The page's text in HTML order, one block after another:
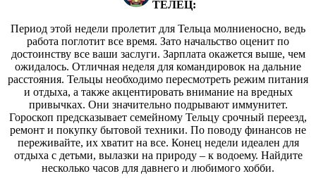
ТЕЛЕЦ:
Период этой недели пролетит для Тельца молниеносно, ведь
работа поглотит все время. Зато начальство оценит по
достоинству все ваши заслуги. Зарплата окажется выше, чем
ожидалось. Отличная неделя для командировок на дальние
расстояния. Тельцы необходимо пересмотреть режим питания
и отдыха, а также акцентировать внимание на вредных
привычках. Они значительно подрывают иммунитет.
Гороскоп предсказывает семейному Тельцу срочный переезд,
ремонт и покупку бытовой техники. По поводу финансов не
переживайте, их хватит на все. Конец недели идеален для
отдыха с детьми, вылазки на природу – к водоему. Найдите
несколько часов для давнего и любимого хобби.